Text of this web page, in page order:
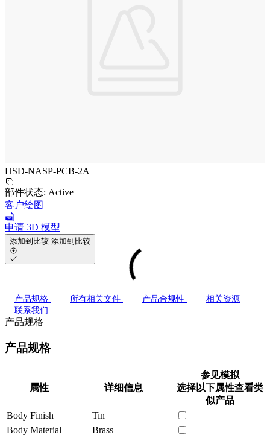
HSD-NASP-PCB-2A
部件状态: Active
客户绘图
申请 3D 模型
添加到比较 添加到比较
产品规格 所有相关文件 产品合规性
相关资源
联系我们
产品规格
产品规格
属性 详细信息
参见模拟
选择以下属性查看类
似产品
Body Finish
Tin
Body Material
Brass